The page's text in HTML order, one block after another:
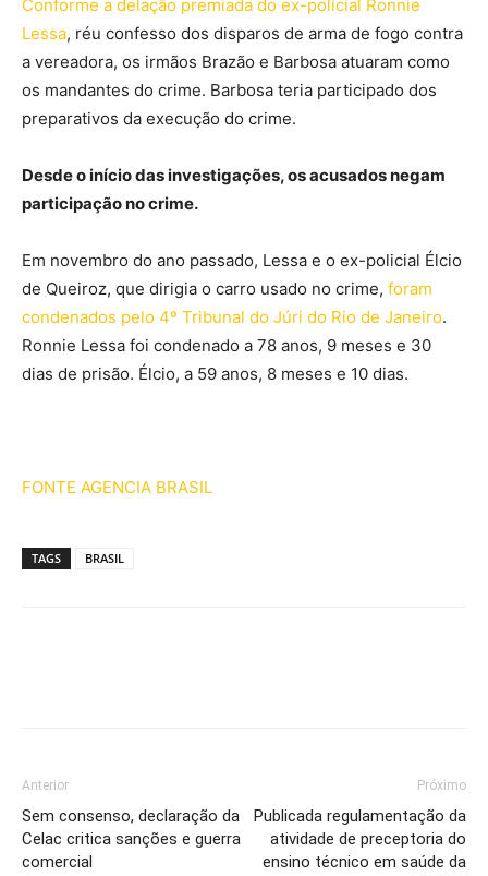
Conforme a delação premiada do ex-policial Ronnie
Lessa, réu confesso dos disparos de arma de fogo contra
a vereadora, os irmãos Brazão e Barbosa atuaram como
os mandantes do crime. Barbosa teria participado dos
preparativos da execução do crime.
Desde o início das investigações, os acusados negam
participação no crime.
Em novembro do ano passado, Lessa e o ex-policial Élcio
de Queiroz, que dirigia o carro usado no crime, foram
condenados pelo 4º Tribunal do Júri do Rio de Janeiro.
Ronnie Lessa foi condenado a 78 anos, 9 meses e 30
dias de prisão. Élcio, a 59 anos, 8 meses e 10 dias.
FONTE AGENCIA BRASIL
TAGS BRASIL
Anterior
Sem consenso, declaração da
Celac critica sanções e guerra
comercial
Próximo
Publicada regulamentação da
atividade de preceptoria do
ensino técnico em saúde da